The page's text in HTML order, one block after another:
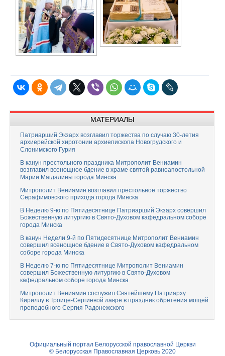
МАТЕРИАЛЫ
Патриарший Экзарх возглавил торжества по случаю 30-летия
архиерейской хиротонии архиепископа Новогрудского и
Слонимского Гурия
В канун престольного праздника Митрополит Вениамин
возглавил всенощное бдение в храме святой равноапостольной
Марии Магдалины города Минска
Митрополит Вениамин возглавил престольное торжество
Серафимовского прихода города Минска
В Неделю 9-ю по Пятидесятнице Патриарший Экзарх совершил
Божественную литургию в Свято-Духовом кафедральном соборе
города Минска
В канун Недели 9-й по Пятидесятнице Митрополит Вениамин
совершил всенощное бдение в Свято-Духовом кафедральном
соборе города Минска
В Неделю 7-ю по Пятидесятнице Митрополит Вениамин
совершил Божественную литургию в Свято-Духовом
кафедральном соборе города Минска
Митрополит Вениамин сослужил Святейшему Патриарху
Кириллу в Троице-Сергиевой лавре в праздник обретения мощей
преподобного Сергия Радонежского
Официальный портал Белорусской православной Церкви
© Белорусская Православная Церковь 2020